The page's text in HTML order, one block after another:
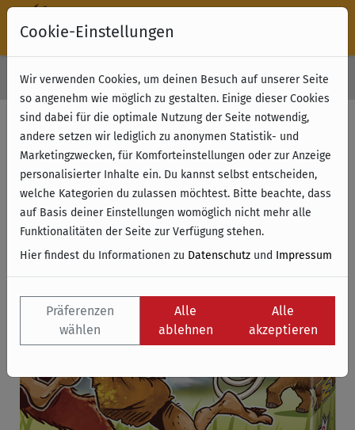
Kostenloser Versand & Retoure ab 49 € (innerhalb Deutschlands)
Cookie-Einstellungen
Wir verwenden Cookies, um deinen Besuch auf unserer Seite
so angenehm wie möglich zu gestalten. Einige dieser Cookies
sind dabei für die optimale Nutzung der Seite notwendig,
andere setzen wir lediglich zu anonymen Statistik- und
Marketingzwecken, für Komforteinstellungen oder zur Anzeige
personalisierter Inhalte ein. Du kannst selbst entscheiden,
welche Kategorien du zulassen möchtest. Bitte beachte, dass
auf Basis deiner Einstellungen womöglich nicht mehr alle
Funktionalitäten der Seite zur Verfügung stehen.
Hier findest du Informationen zu Datenschutz und Impressum
Präferenzen
wählen
Alle
ablehnen
Alle
akzeptieren